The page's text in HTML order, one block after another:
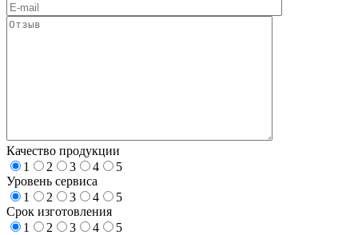
Качество продукции
1
2 3 4
5
Уровень сервиса
1
2 3 4
5
Срок изготовления
1
2 3 4
5